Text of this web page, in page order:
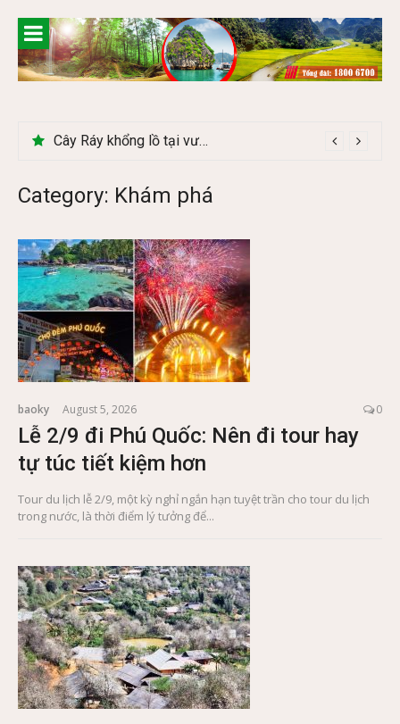
content
Cây Ráy khổng lồ tại vườn Quốc gia Cúc Phương
Category: Khám phá
baoky August 5, 2026 0
Lễ 2/9 đi Phú Quốc: Nên đi tour hay
tự túc tiết kiệm hơn
Tour du lịch lễ 2/9, một kỳ nghỉ ngắn hạn tuyệt trần cho tour du lịch
trong nước, là thời điểm lý tưởng để...